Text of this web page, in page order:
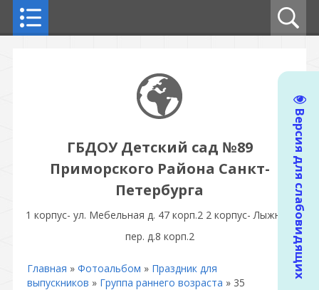
Версия для слабовидящих
ГБДОУ Детский сад №89
Приморского Района Санкт-
Петербурга
1 корпус- ул. Мебельная д. 47 корп.2 2 корпус- Лыжный
пер. д.8 корп.2
Главная » Фотоальбом » Праздник для
выпускников » Группа раннего возраста » 35